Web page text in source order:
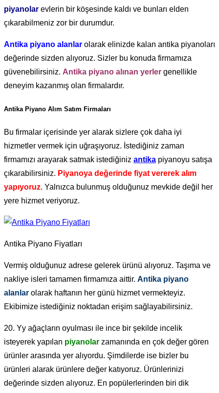
piyanolar evlerin bir köşesinde kaldı ve bunları elden
çıkarabilmeniz zor bir durumdur.
Antika piyano alanlar olarak elinizde kalan antika piyanoları
değerinde sizden alıyoruz. Sizler bu konuda firmamıza
güvenebilirsiniz. Antika piyano alınan yerler genellikle
deneyim kazanmış olan firmalardır.
Antika Piyano Alım Satım Firmaları
Bu firmalar içerisinde yer alarak sizlere çok daha iyi
hizmetler vermek için uğraşıyoruz. İstediğiniz zaman
firmamızı arayarak satmak istediğiniz antika piyanoyu satışa
çıkarabilirsiniz. Piyanoya değerinde fiyat vererek alım
yapıyoruz. Yalnızca bulunmuş olduğunuz mevkide değil her
yere hizmet veriyoruz.
Antika Piyano Fiyatları
Vermiş olduğunuz adrese gelerek ürünü alıyoruz. Taşıma ve
nakliye isleri tamamen firmamıza aittir. Antika piyano
alanlar olarak haftanın her günü hizmet vermekteyiz.
Ekibimize istediğiniz noktadan erişim sağlayabilirsiniz.
20. Yy ağaçların oyulması ile ince bir şekilde incelik
isteyerek yapılan piyanolar zamanında en çok değer gören
ürünler arasında yer alıyordu. Şimdilerde ise bizler bu
ürünleri alarak ürünlere değer katıyoruz. Ürünlerinizi
değerinde sizden alıyoruz. En popülerlerinden biri dik